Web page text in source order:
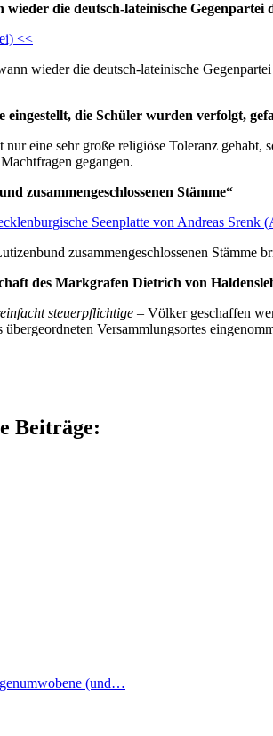
wieder die deutsch-lateinische Gegenpartei
<<
wieder die deutsch-lateinische
eingestellt, die Schüler wurden verfolgt,
eine sehr große religiöse Toleranz gehabt,
gegangen.
zusammengeschlossenen Stämme“
Seenplatte von Andreas Srenk
zusammengeschlossenen
des Markgrafen Dietrich von
steuerpflichtige – Völker geschaffen
Versammlungsortes
Beiträge:
(und…